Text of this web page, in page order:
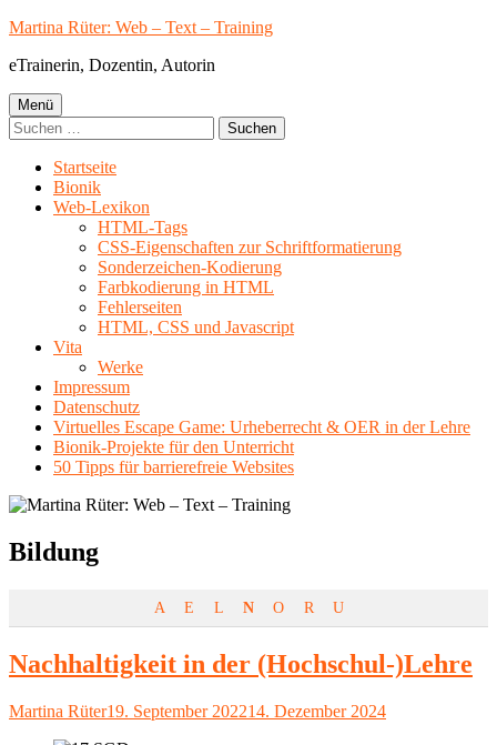
Springe
Inhalt
Martina Rüter: Web – Text – Training
eTrainerin, Dozentin, Autorin
Primäres
Menü
Menü
Suchen
nach:
Startseite
Bionik
Web-Lexikon
HTML-Tags
CSS-Eigenschaften zur Schriftformatierung
Sonderzeichen-Kodierung
Farbkodierung in HTML
Fehlerseiten
HTML, CSS und Javascript
Vita
Werke
Impressum
Datenschutz
Virtuelles Escape Game: Urheberrecht & OER in der Lehre
Bionik-Projekte für den Unterricht
50 Tipps für barrierefreie Websites
Schlagwort:
Bildung
A E L N O R U
Nachhaltigkeit in der (Hochschul-)Lehre
Autor
Martina RüterVeröffentlicht
19. September 202214. Dezember 2024